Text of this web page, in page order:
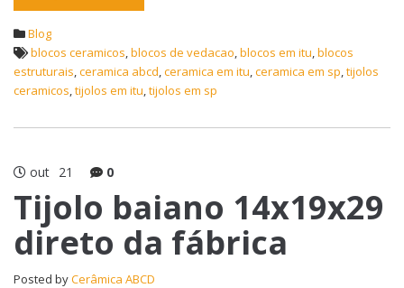
Blog
blocos ceramicos,blocos de vedacao,blocos em itu,blocos
estruturais,ceramica abcd,ceramica em itu,ceramica em sp,tijolos
ceramicos,tijolos em itu,tijolos em sp
out 21 0
Tijolo baiano 14x19x29
direto da fábrica
Posted byCerâmica ABCD